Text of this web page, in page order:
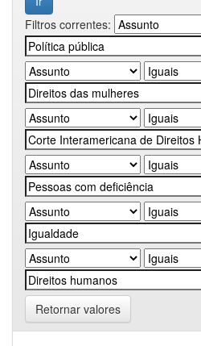
Filtros correntes:
Retornar valores